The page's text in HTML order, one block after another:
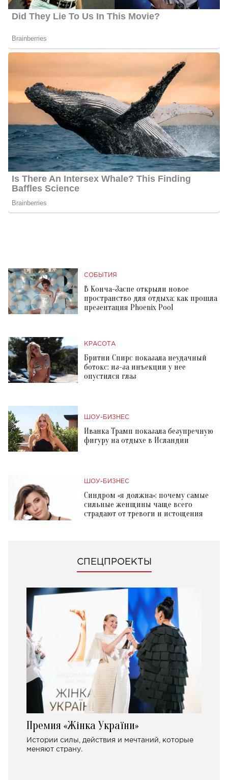
СОБЫТИЯ
В Конча-Заспе открыли новое
пространство для отдыха: как прошла
презентация Phoenix Pool
КРАСОТА
Бритни Спирс показала неудачный
ботокс: из-за инъекции у нее
опустился глаз
ШОУ-БИЗНЕС
Иванка Трамп показала безупречную
фигуру на отдыхе в Исландии
ШОУ-БИЗНЕС
Синдром «я должна»: почему самые
сильные женщины чаще всего
страдают от тревоги и истощения
СПЕЦПРОЕКТЫ
Премия «Жінка України»
Истории силы, действия и мечтаний, которые
меняют страну.